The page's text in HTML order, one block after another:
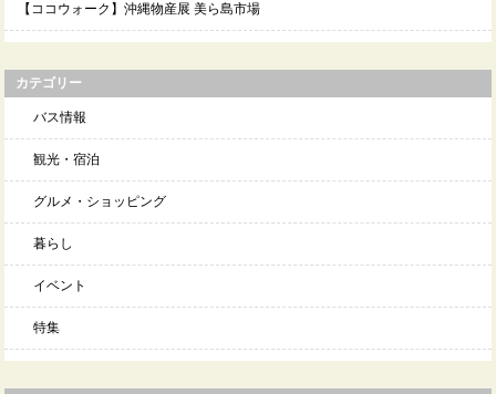
【ココウォーク】沖縄物産展 美ら島市場
カテゴリー
バス情報
観光・宿泊
グルメ・ショッピング
暮らし
イベント
特集